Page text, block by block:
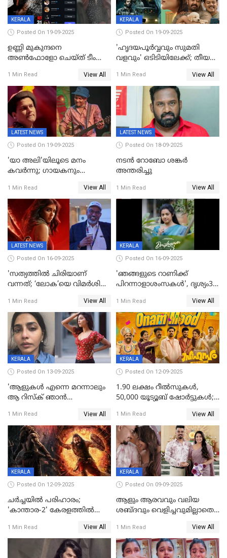
KERALA
Posted On 19-09-2025
ഉണ്ണി മുകുന്ദനെ
അൺഫോളോ ചെയ്ത് ടീം
മാർക്കോയിൽ യാഷ്,
പൃഥ്വിരാജ്,
മമ്മുട്ടി,മോഹൻലാൽ..ചർച്ചകളുമായി
സൈബർലോകവും
1 Min Read View All
KERALA
Posted On 19-09-2025
'ഹൃദയപൂര്‍വ്വവും സുമതി
വളവും' ഒടിടിയിലേക്ക്; തീയതി
1 Min Read View All
LATEST NEWS
Posted On 19-09-2025
'യാ അലി'യിലൂടെ മനം
കവർന്നു; ഗായകനും
അന്തരിച്ചു
1 Min Read View All
LATEST NEWS
Posted On 18-09-2025
നടൻ റോബോ ശങ്കർ
അന്തരിച്ചു
1 Min Read View All
LATEST NEWS
Posted On 16-09-2025
'സത്യത്തിൽ ചിരിയാണ്
വന്നത്; ‘ലോക’യെ വിമർശിച്ച്
1 Min Read View All
KERALA
Posted On 16-09-2025
'ഞങ്ങളുടെ റാണിക്ക്
പിറന്നാളാശംസകൾ', ദൃശ്യം3-
പോസ്റ്റർ പുറത്തുവിട്ടു
1 Min Read View All
KERALA
Posted On 13-09-2025
'ആളുകള്‍ എന്നെ മറന്നാലും
ആ റിസ്ക് ഞാൻ
മനസിലായി, കടുത്ത
തീരുമാനവുമായി ഐശ്വര്യ
ലക്ഷ്മി
1 Min Read View All
KERALA
Posted On 12-09-2025
1.90 ലക്ഷം റീല്‍സുകള്‍,
50,000 യൂട്യൂബ് ഷോര്‍ട്ടുകള്‍;
ഹിറ്റായി ഓണം മൂഡ് ഗാനം
1 Min Read View All
KERALA
Posted On 12-09-2025
ചർച്ചയിൽ പരിഹാരം;
'കാന്താര-2' കേരളത്തിൽ
ഫിയോക്ക്
1 Min Read View All
KERALA
Posted On 09-09-2025
ആളും ആരവവും വലിയ
ശബ്ദവും വെളിച്ചവുമില്ലാതെ
വിവാഹിതയായെന്ന്‌ നടി ​
ഗ്രേസ് ആന്റണി
1 Min Read View All